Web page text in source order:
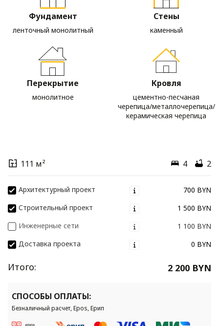
Фундамент
ленточный монолитный
Стены
каменный
Перекрытие
монолитное
Кровля
цементно-песчаная
черепица/металлочерепица/
керамическая черепица
111 м² 4 2
Архитектурный проект
700 BYN
Строительный проект
1 500 BYN
Инженерные сети
1 100 BYN
Доставка проекта
0 BYN
Итого: 2 200 BYN
СПОСОБЫ ОПЛАТЫ:
Безналичный расчет, Epos, Ерип